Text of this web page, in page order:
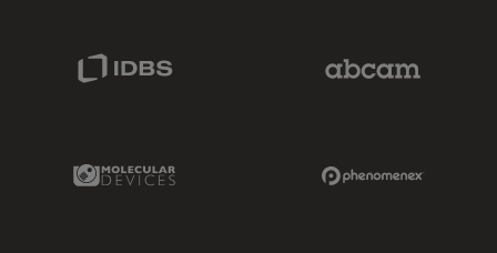
Molecular Devices Link